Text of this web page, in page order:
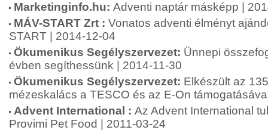
Marketinginfo.hu: Adventi naptár másképp |
MÁV-START Zrt : Vonatos adventi élményt
START | 2014-12-04
Ökumenikus Segélyszervezet: Ünnepi
évben segíthessünk | 2014-11-30
Ökumenikus Segélyszervezet: Elkészült az
mézeskalács a TESCO és az E-On
Advent International : Az Advent International
Provimi Pet Food | 2011-03-24